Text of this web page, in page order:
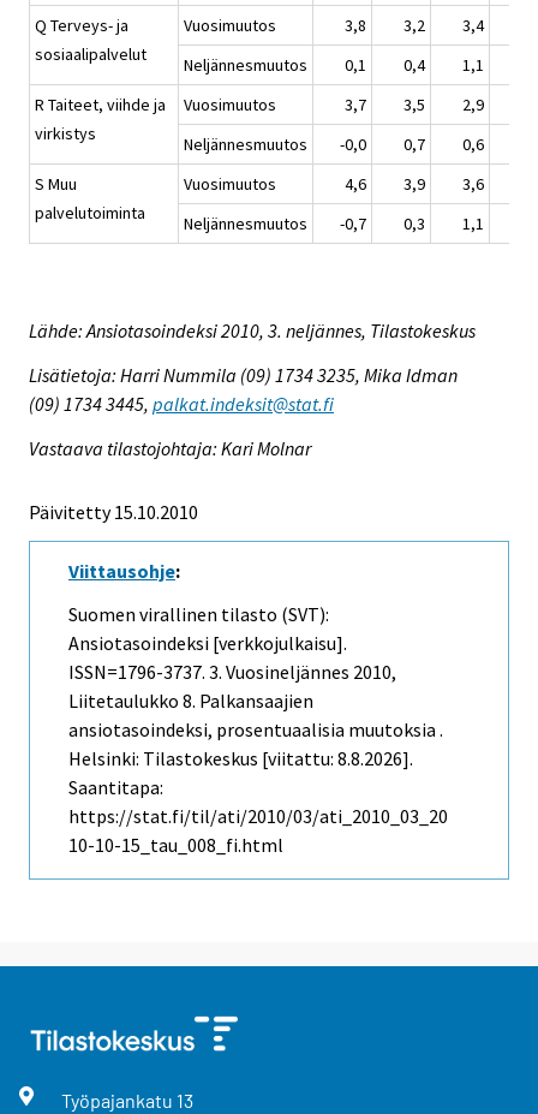
Q Terveys- ja
sosiaalipalvelut
Vuosimuutos 3,8 3,2 3,4
Neljännesmuutos
0,1 0,4 1,1
R Taiteet, viihde ja
virkistys
Vuosimuutos 3,7 3,5 2,9
Neljännesmuutos
-0,0 0,7 0,6
S Muu
palvelutoiminta
Vuosimuutos 4,6 3,9 3,6
Neljännesmuutos
-0,7 0,3 1,1
Lähde: Ansiotasoindeksi 2010, 3. neljännes, Tilastokeskus
Lisätietoja: Harri Nummila (09) 1734 3235, Mika Idman
(09) 1734 3445, palkat.indeksit@stat.fi
Vastaava tilastojohtaja: Kari Molnar
Päivitetty 15.10.2010
Viittausohje:
Suomen virallinen tilasto (SVT):
Ansiotasoindeksi [verkkojulkaisu].
ISSN=1796-3737. 3. Vuosineljännes 2010,
Liitetaulukko 8. Palkansaajien
ansiotasoindeksi, prosentuaalisia muutoksia .
Helsinki: Tilastokeskus [viitattu: 8.8.2026].
Saantitapa:
https://stat.fi/til/ati/2010/03/ati_2010_03_20
10-10-15_tau_008_fi.html
Työpajankatu 13